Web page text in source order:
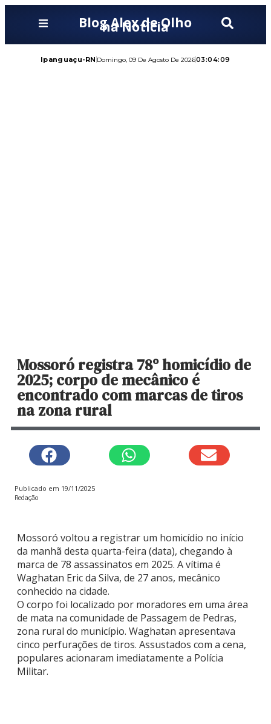
Blog Alex de Olho
na Notícia
Ipanguaçu-RN Domingo, 09 De Agosto De 202603:04:10
Mossoró registra 78º homicídio de
2025; corpo de mecânico é
encontrado com marcas de tiros
na zona rural
Publicado em 19/11/2025
Redação
Mossoró voltou a registrar um homicídio no início
da manhã desta quarta-feira (data), chegando à
marca de 78 assassinatos em 2025. A vítima é
Waghatan Eric da Silva, de 27 anos, mecânico
conhecido na cidade.
O corpo foi localizado por moradores em uma área
de mata na comunidade de Passagem de Pedras,
zona rural do município. Waghatan apresentava
cinco perfurações de tiros. Assustados com a cena,
populares acionaram imediatamente a Polícia
Militar.